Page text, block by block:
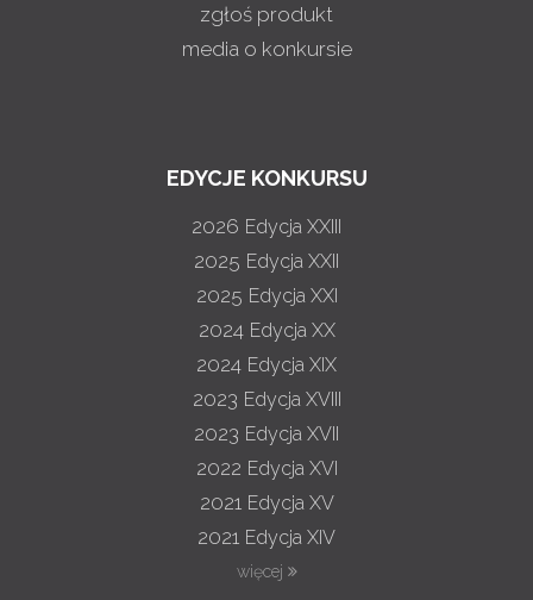
zgłoś produkt
media o konkursie
EDYCJE KONKURSU
2026 Edycja XXIII
2025 Edycja XXII
2025 Edycja XXI
2024 Edycja XX
2024 Edycja XIX
2023 Edycja XVIII
2023 Edycja XVII
2022 Edycja XVI
2021 Edycja XV
2021 Edycja XIV
więcej